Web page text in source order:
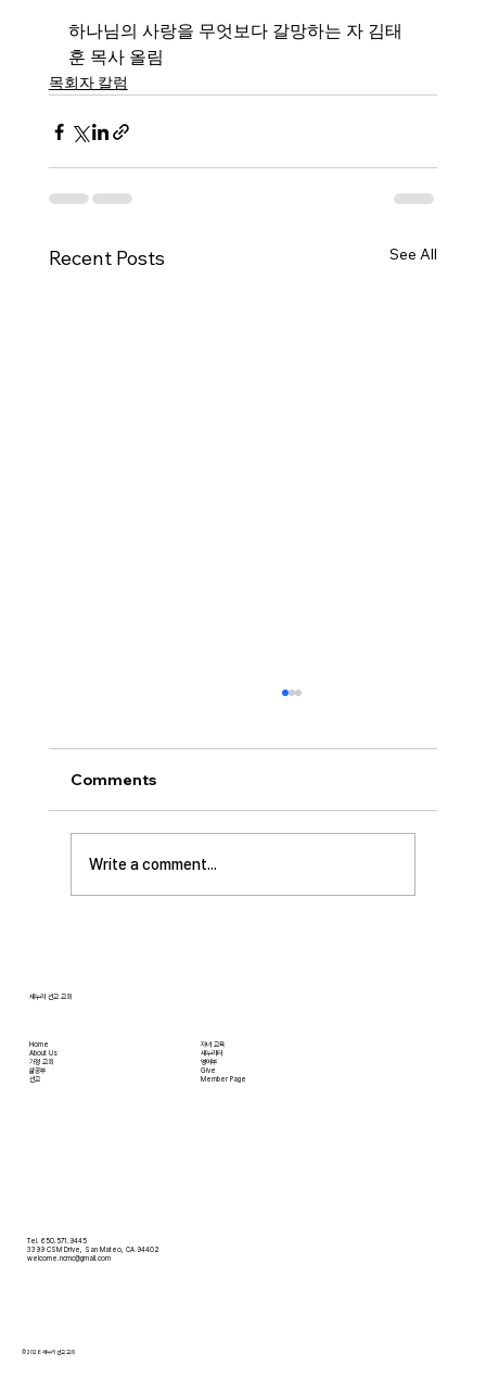
하나님의 사랑을 무엇보다 갈망하는 자 김태
훈 목사 올림
목회자 칼럼
Recent Posts See All
사랑하는 성도 여러분! 하나님께서 가장 싫어하
시는 것이 무엇일가요? 모두가 아시는 대로 바로
교만입니다. 이번 새벽기도 본문인 에스겔에서도
교만으로 인해 하나님의 거룩한 진노가 애굽과
Comments
Write a comment...
Home
About Us
​가정 교회
​삶공부
​선교
자녀 교육
새누리터
영어부
Give
Member Page
Tel. 650.571.9445
3399 CSM Drive, San Mateo, CA 94402
welcome.ncmc@gmail.com
© 2026 새누리 선교 교회
새누리 선교 교회